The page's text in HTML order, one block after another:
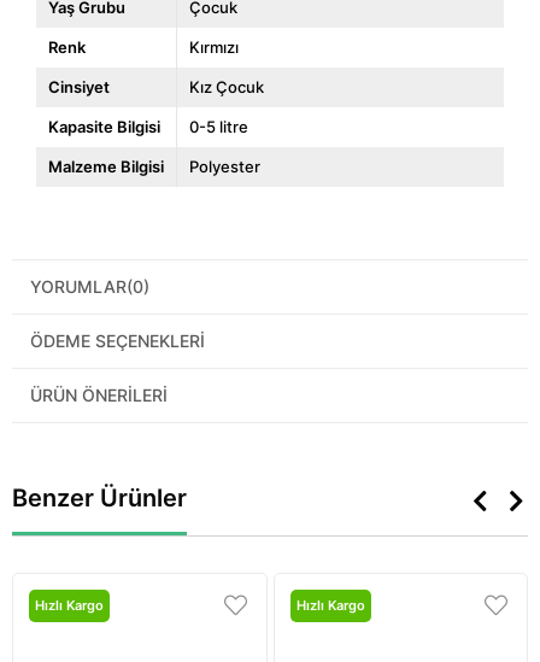
Yaş Grubu Çocuk
Renk Kırmızı
Cinsiyet Kız Çocuk
Kapasite Bilgisi 0-5 litre
Malzeme Bilgisi Polyester
YORUMLAR(0)
ÖDEME SEÇENEKLERI
ÜRÜN ÖNERILERI
Benzer Ürünler
Hızlı Kargo Hızlı Kargo